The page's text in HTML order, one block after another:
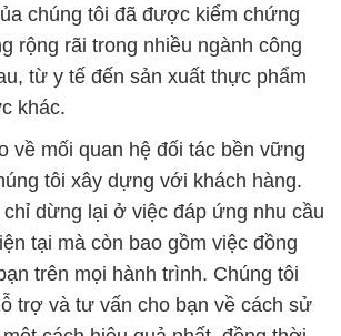
về mối quan hệ đối tác bền vững
tôi xây dựng với khách hàng.
dừng lại ở việc đáp ứng nhu cầu
tại mà còn bao gồm việc đồng
trên mọi hành trình. Chúng tôi
trợ và tư vấn cho bạn về cách sử
một cách hiệu quả nhất, đồng thời
nghe phản hồi của khách hàng
thiện và phát triển. Chúng tôi hy
tác tin cậy của bạn trong việc
pháp hóa chất hàng đầu.